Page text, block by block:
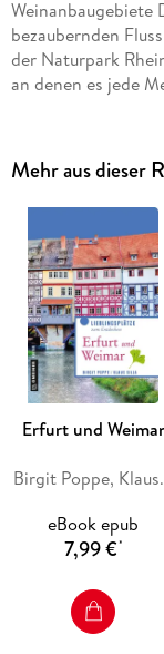
Weinanbaugebiete
bezaubernden
der Naturpark
an denen es jede
Mehr aus dieser
Erfurt und Weimar
Birgit
eBook epub
7,99 €*